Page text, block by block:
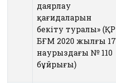
даярлау
қағидаларын
бекіту туралы» (ҚР
БҒМ 2020 жылғы 17
наурыздағы № 110
бұйрығы)